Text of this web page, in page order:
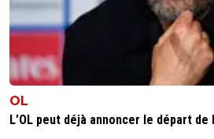
OL
L’OL peut déjà annoncer le départ de